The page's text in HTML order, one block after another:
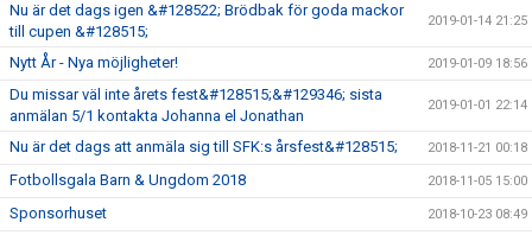
Nu är det dags igen &#128522; Brödbak för goda mackor
till cupen &#128515;
2019-01-14 21:25
Nytt År - Nya möjligheter! 2019-01-09 18:56
Du missar väl inte årets fest&#128515;&#129346; sista
anmälan 5/1 kontakta Johanna el Jonathan
2019-01-01 22:14
Nu är det dags att anmäla sig till SFK:s årsfest&#128515; 2018-11-21 00:18
Fotbollsgala Barn & Ungdom 2018 2018-11-05 15:00
Sponsorhuset 2018-10-23 08:49